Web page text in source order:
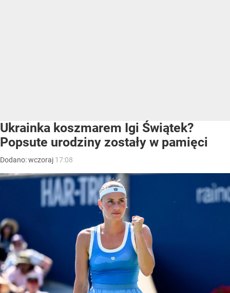
Ukrainka koszmarem Igi Świątek?
Popsute urodziny zostały w pamięci
Dodano:wczoraj 17:08